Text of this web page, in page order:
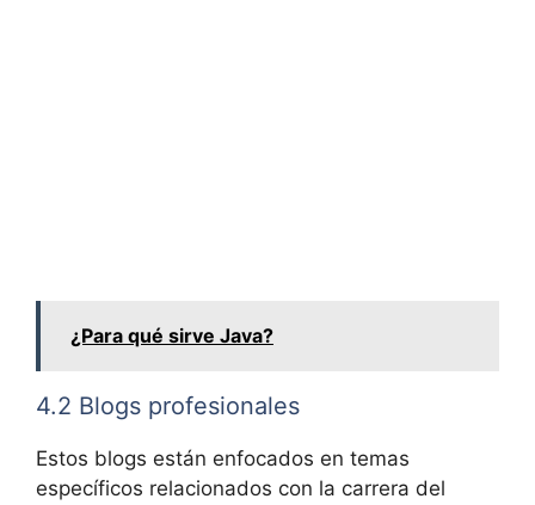
¿Para qué sirve Java?
4.2 Blogs profesionales
Estos blogs están enfocados en temas
específicos relacionados con la carrera del